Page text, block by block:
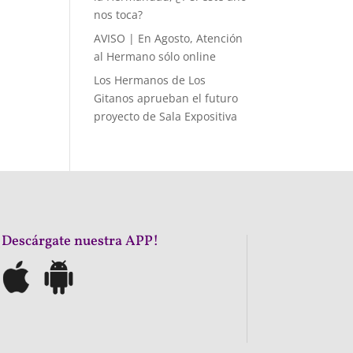
nos toca?
AVISO | En Agosto, Atención
al Hermano sólo online
Los Hermanos de Los
Gitanos aprueban el futuro
proyecto de Sala Expositiva
nuestra APP!